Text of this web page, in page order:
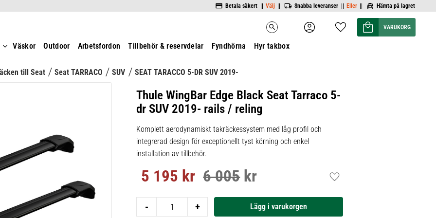
Betala säkert || Välj || Snabba leveranser || Eller || Hämta på lagret
search Favoriter
Kundvagn
Väskor Outdoor Arbetsfordon Tillbehör & reservdelar Fyndhörna Hyr takbox
till Seat Seat TARRACO SUV SEAT TARACCO 5-DR SUV 2019-
Thule WingBar Edge Black Seat Tarraco 5-
dr SUV 2019- rails / reling
Komplett aerodynamiskt takräckessystem med låg profil och
integrerad design för exceptionellt tyst körning och enkel
installation av tillbehör.
Nedsatt pris:
5 195 kr Ordinarie pris:
6 005kr
+
-
Lägg till i favoriter